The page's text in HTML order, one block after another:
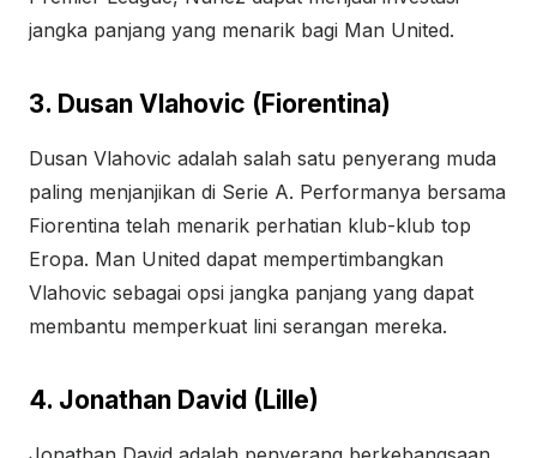
jangka panjang yang menarik bagi Man United.
3. Dusan Vlahovic (Fiorentina)
Dusan Vlahovic adalah salah satu penyerang muda
paling menjanjikan di Serie A. Performanya bersama
Fiorentina telah menarik perhatian klub-klub top
Eropa. Man United dapat mempertimbangkan
Vlahovic sebagai opsi jangka panjang yang dapat
membantu memperkuat lini serangan mereka.
4. Jonathan David (Lille)